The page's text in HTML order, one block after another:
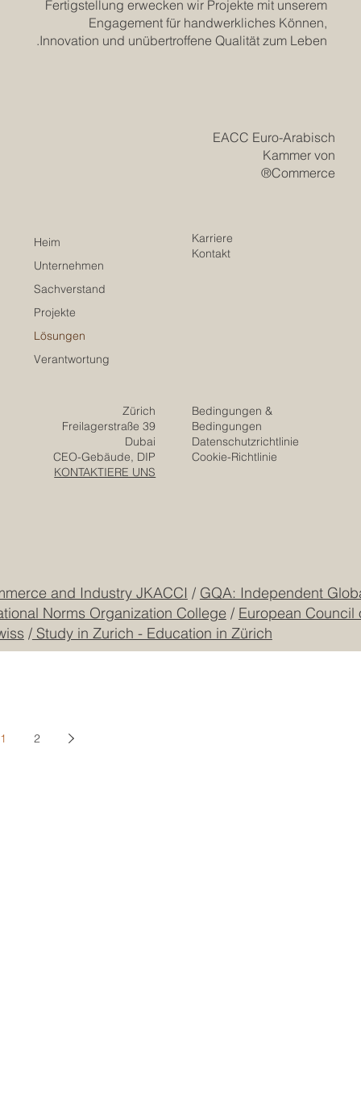
Fertigstellung erwecken wir Projekte mit unserem
Engagement für handwerkliches Können,
Innovation und unübertroffene Qualität zum Leben.
EACC Euro-Arabisch
Kammer von
Commerce®
Heim
Unternehmen
Sachverstand
Projekte
Lösungen
Verantwortung
Karriere
Kontakt
Bedingungen &
Bedingungen
Datenschutzrichtlinie
Cookie-Richtlinie
Zürich
Freilagerstraße 39
Dubai
CEO-Gebäude, DIP
KONTAKTIERE UNS
and Industry JKACCI / GQA: Independent
Norms Organization College / European Council
/Study in Zurich - Education in Zürich
1 2